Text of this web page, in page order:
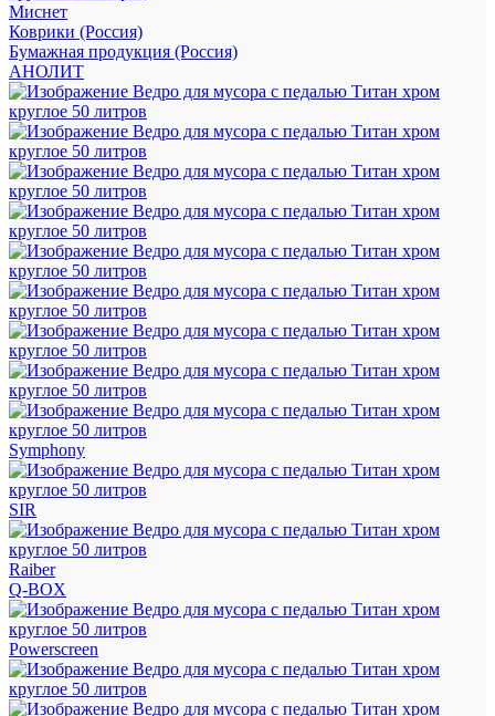
Миснет
Коврики (Россия)
Бумажная продукция (Россия)
АНОЛИТ
Symphony
SIR
Raiber
Q-BOX
Powerscreen